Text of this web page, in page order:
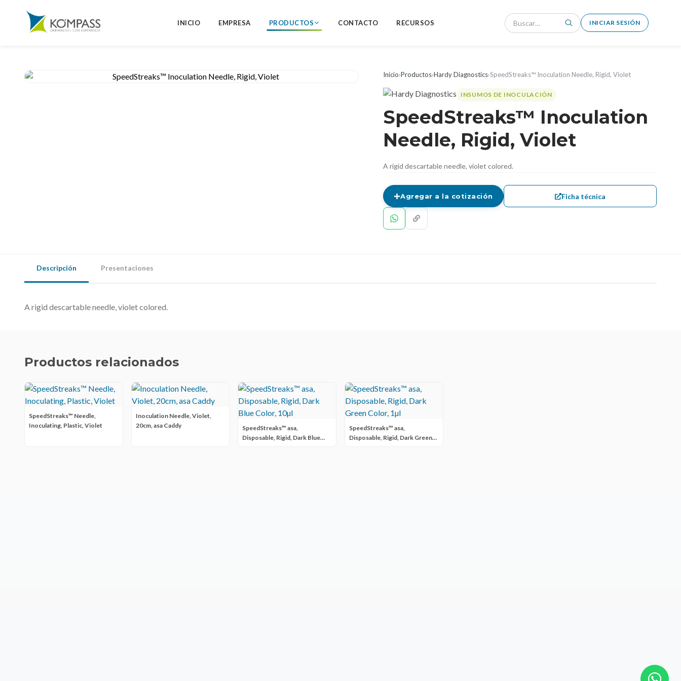
INICIO EMPRESA PRODUCTOS CONTACTO RECURSOS INICIAR SESIÓN
Inicio›Productos›Hardy Diagnostics›SpeedStreaks™ Inoculation Needle, Rigid, Violet
INSUMOS DE INOCULACIÓN
SpeedStreaks™ Inoculation
Needle, Rigid, Violet
A rigid descartable needle, violet colored.
Agregar a la cotización Ficha técnica
Descripción Presentaciones
A rigid descartable needle, violet colored.
Productos relacionados
SpeedStreaks™ Needle,
Inoculating, Plastic, Violet
Inoculation Needle, Violet,
20cm, asa Caddy
SpeedStreaks™ asa,
Disposable, Rigid, Dark Blue
SpeedStreaks™ asa,
Disposable, Rigid, Dark Green